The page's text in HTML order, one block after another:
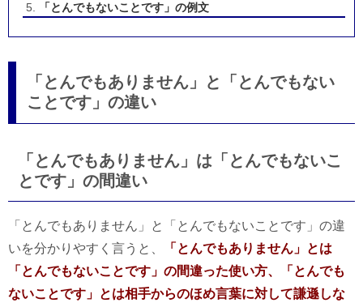
「とんでもないことです」の例文
「とんでもありません」と「とんでもない
ことです」の違い
「とんでもありません」は「とんでもないこ
とです」の間違い
「とんでもありません」と「とんでもないことです」の違
いを分かりやすく言うと、
「とんでもありません」とは
「とんでもないことです」の間違った使い方、「とんでも
ないことです」とは相手からのほめ言葉に対して謙遜しな